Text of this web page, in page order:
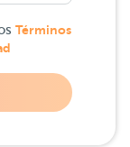
Términos